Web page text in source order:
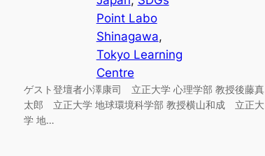
Point Labo
Shinagawa
Tokyo Learning
Centre
ゲスト登壇者小澤康司 立正大学 心理学部 教授後藤真
太郎 立正大学 地球環境科学部 教授横山和成 立正大
学 地…